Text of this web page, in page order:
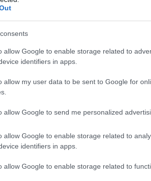
allow Google to enable storage related to
identifiers in apps.
allow my user data to be sent to Google for
allow Google to send me personalized
allow Google to enable storage related to
identifiers in apps.
allow Google to enable storage related to
il presidente dell’istituto -. Nel
dei locali venga risolto,
che l’Icimar vada alla ricerca di
esigenze
nella sezioneLogin